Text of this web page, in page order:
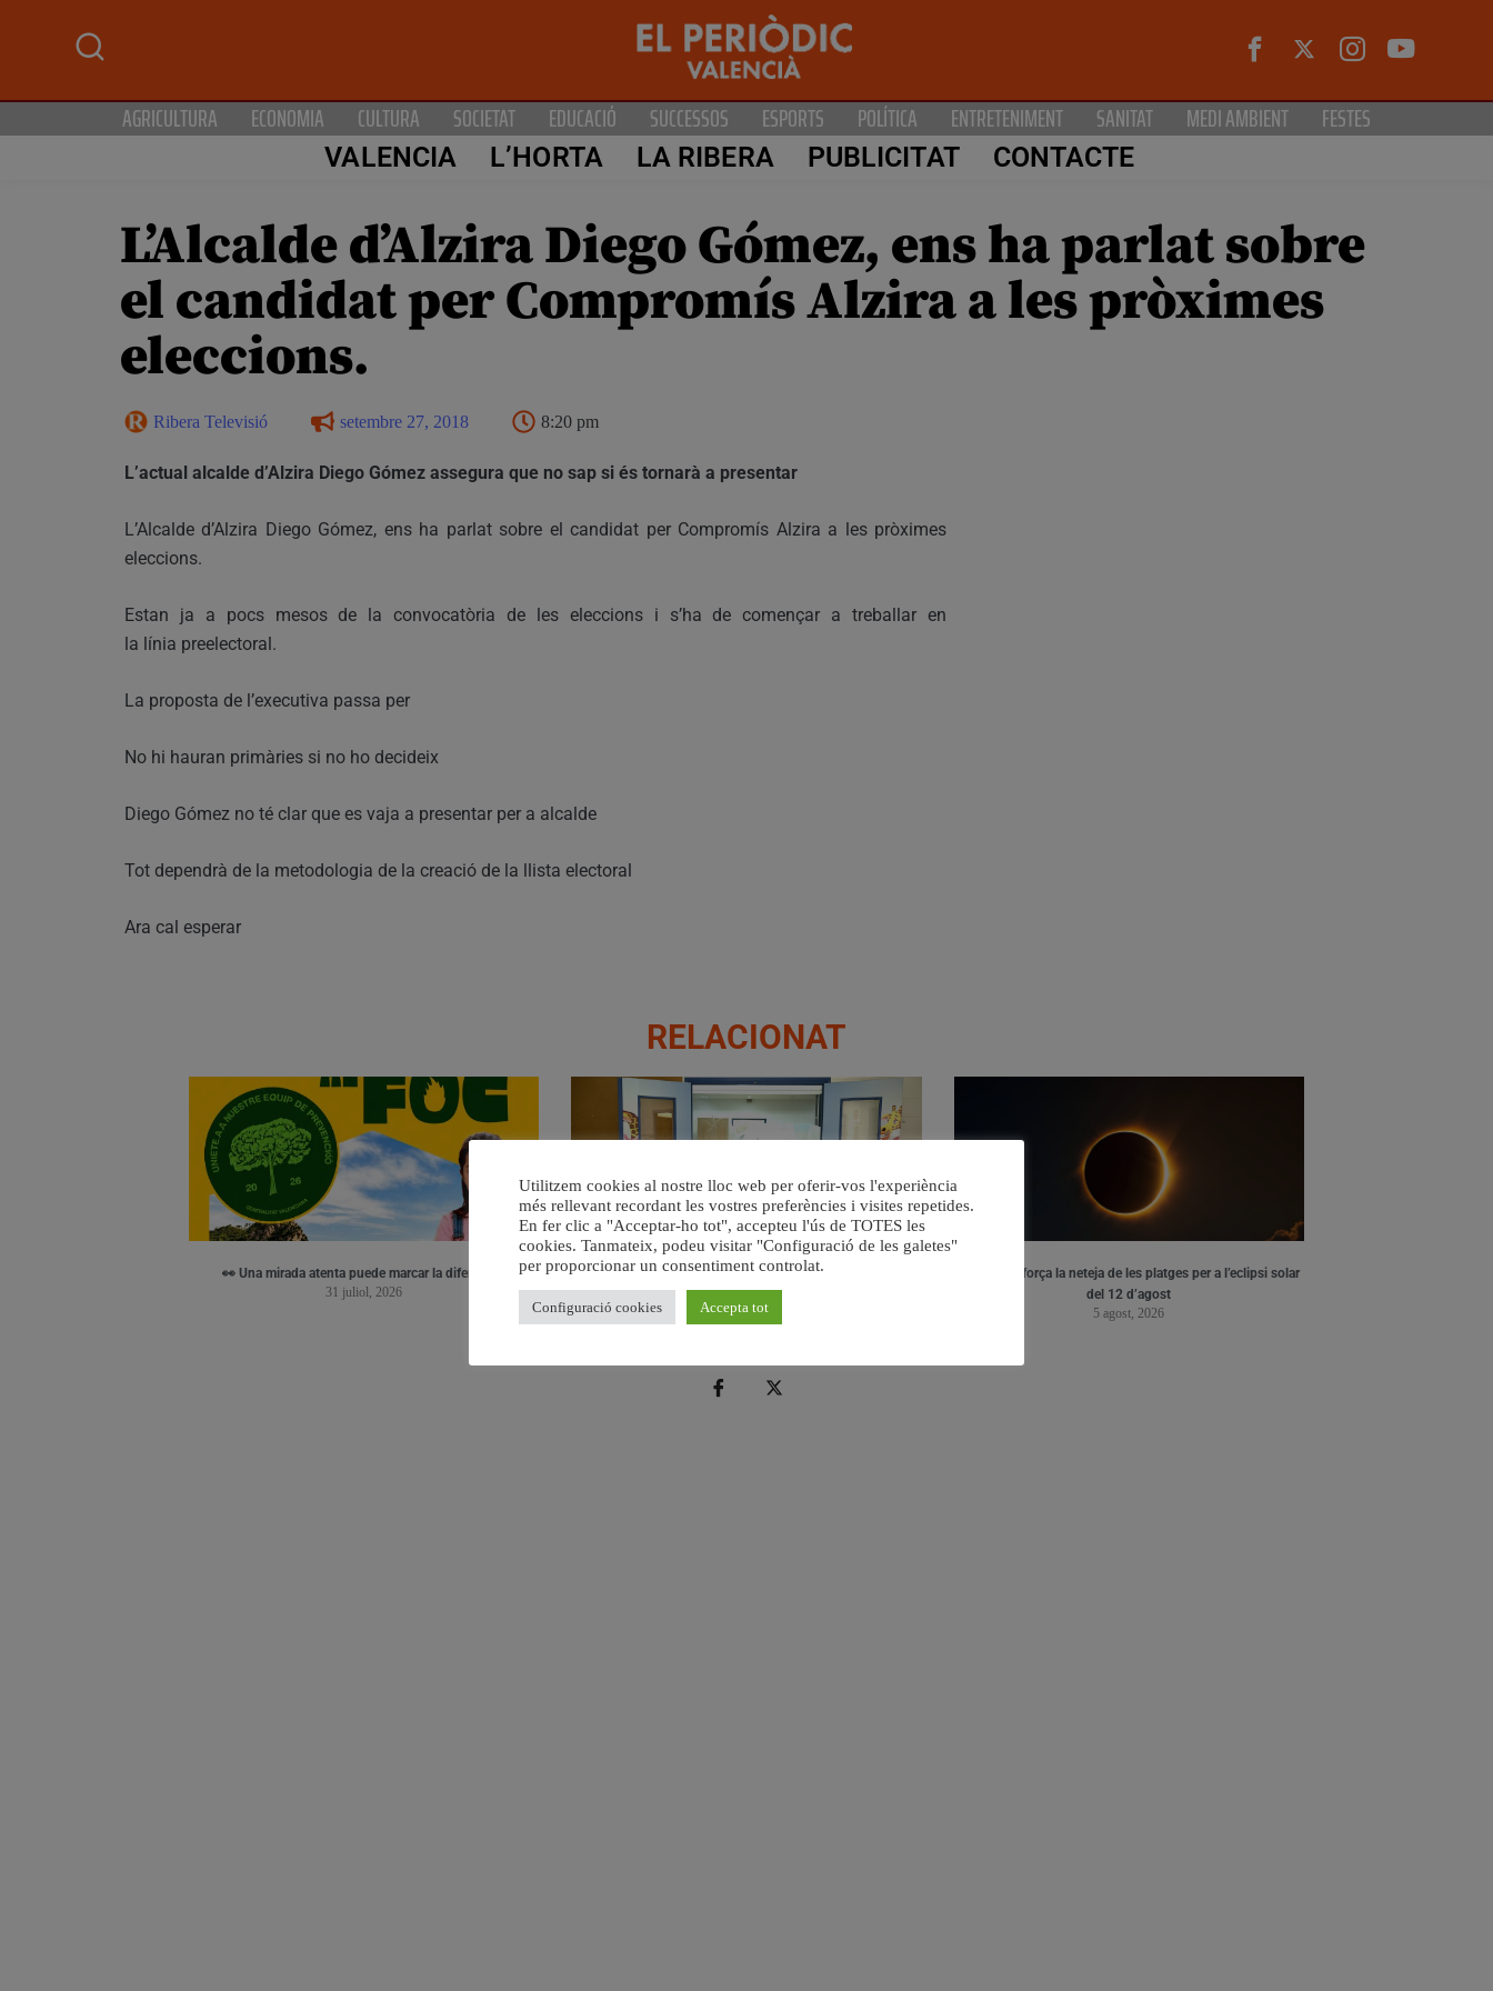
AGRICULTURA ECONOMIA CULTURA SOCIETAT EDUCACIÓ SUCCESSOS ESPORTS POLÍTICA ENTRETENIMENT SANITAT MEDI AMBIENT FESTES
VALENCIA L’HORTA LA RIBERA PUBLICITAT CONTACTE
L’Alcalde d’Alzira Diego Gómez, ens ha parlat sobre
el candidat per Compromís Alzira a les pròximes
eleccions.
Ribera Televisió setembre 27, 2018 8:20 pm
L’actual alcalde d’Alzira Diego Gómez assegura que no sap si és tornarà a presentar
L’Alcalde d’Alzira Diego Gómez, ens ha parlat sobre el candidat per Compromís Alzira a les pròximes
eleccions.
Estan ja a pocs mesos de la convocatòria de les eleccions i s’ha de començar a treballar en
la línia preelectoral.
La proposta de l’executiva passa per
No hi hauran primàries si no ho decideix
Diego Gómez no té clar que es vaja a presentar per a alcalde
Tot dependrà de la metodologia de la creació de la llista electoral
Ara cal esperar
RELACIONAT
👀 Una mirada atenta puede marcar la diferencia.
31 juliol, 2026
València reforma l’Escola Infantil Pardalets i instal·larà aire
condicionat a totes les aules
5 agost, 2026
València reforça la neteja de les platges per a l’eclipsi solar
del 12 d’agost
5 agost, 2026
Utilitzem cookies al nostre lloc web per oferir-vos l'experiència
més rellevant recordant les vostres preferències i visites repetides.
En fer clic a "Acceptar-ho tot", accepteu l'ús de TOTES les
cookies. Tanmateix, podeu visitar "Configuració de les galetes"
per proporcionar un consentiment controlat.
Configuració cookies Accepta tot